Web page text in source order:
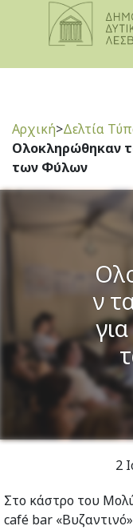
Αρχική>Δελτία
Ολοκληρώθηκαν
των Φύλων
ν
2
Στο κάστρο του
café bar